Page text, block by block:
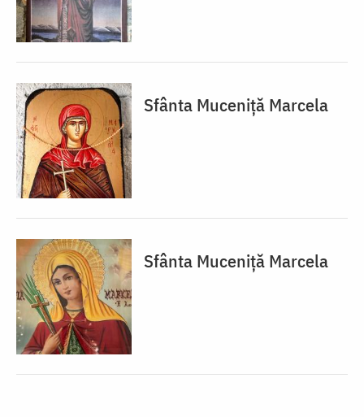
Sfânta Muceniță Marcela
Sfânta Muceniță Marcela